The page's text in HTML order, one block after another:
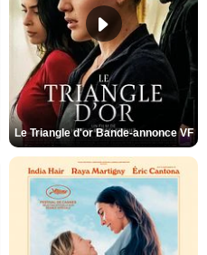
Le Triangle d'or Bande-annonce VF